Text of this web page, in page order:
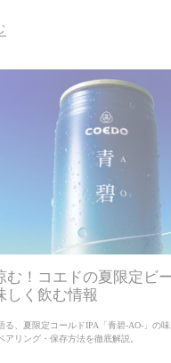
む！コエドの夏限定ビ
しく飲む情報
る、夏限定コールドIPA「青碧-AO-」の
アリング・保存方法を徹底解説。